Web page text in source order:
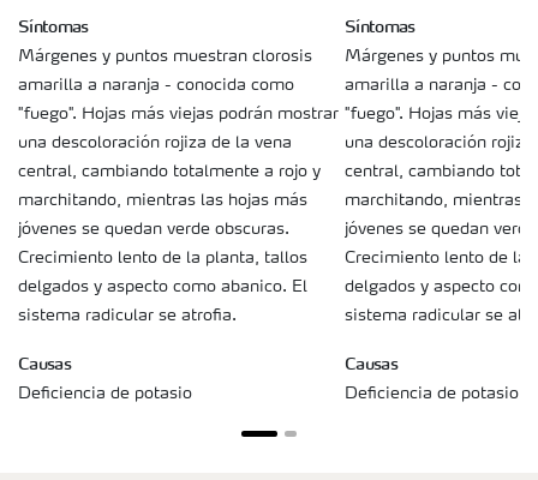
Síntomas
Márgenes y puntos muestran clorosis
amarilla a naranja - conocida como
"fuego". Hojas más viejas podrán mostrar
una descoloración rojiza de la vena
central, cambiando totalmente a rojo y
marchitando, mientras las hojas más
jóvenes se quedan verde obscuras.
Crecimiento lento de la planta, tallos
delgados y aspecto como abanico. El
sistema radicular se atrofia.
Causas
Deficiencia de potasio
Síntomas
Márgenes y puntos
amarilla a naranja -
"fuego". Hojas más
una descoloración rojiza
central, cambiando
marchitando, mientras
jóvenes se quedan
Crecimiento lento de la
delgados y aspecto
sistema radicular se
Causas
Deficiencia de potasio